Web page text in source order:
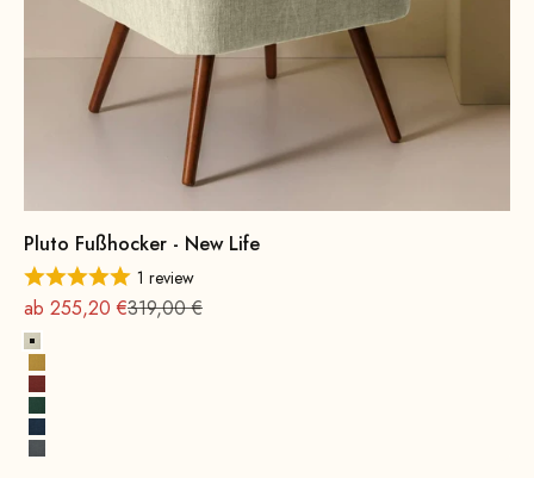
Pluto Fußhocker - New Life
1 review
Angebot
ab 255,20 €Regulärer Preis
319,00 €
Alabaster
Sonnengelb
Terrakotta
Opalgrün
Kobaltblau
Felsengrau